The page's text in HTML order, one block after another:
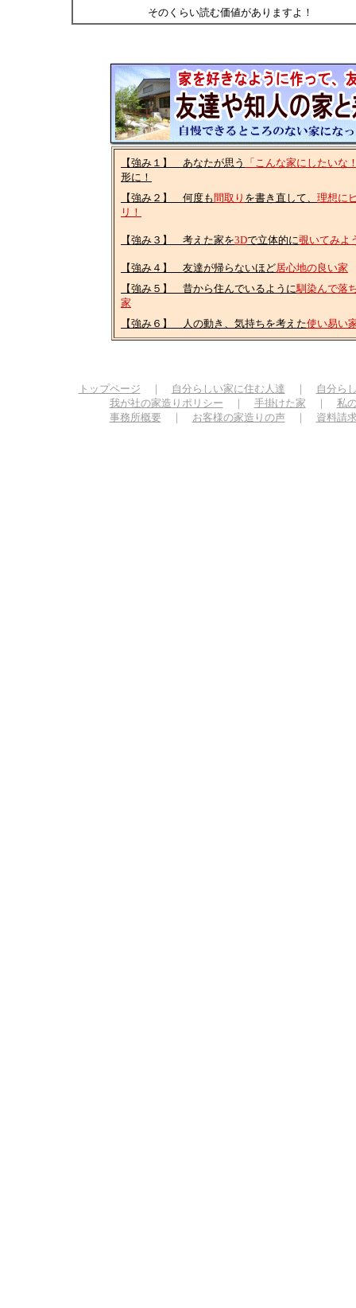
そのくらい読む価値がありますよ！
【強み１】 あなたが思う
「こんな家にしたいな
形に！
【強み２】 何度も 間取り を書き直して、 理想に
リ！
【強み３】 考えた家を3Dで立体的に覗いてみよ
【強み４】 友達が帰らないほど居心地の良い家
【強み５】 昔から住んでいるように馴染んで落
家
【強み６】
人の動き、気持ちを考えた使い易い
トップページ 自分らしい家に住む人達
自分ら
我が社の家造りポリシー
手掛けた家
私
事務所概要｜ お客様の家造りの声｜ 資料請